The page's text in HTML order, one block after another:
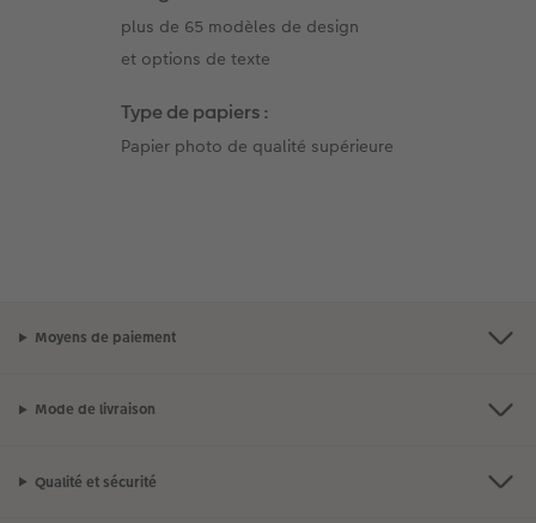
plus de 65 modèles de design
et options de texte
Type de papiers :
Papier photo de qualité supérieure
Moyens de paiement
Mode de livraison
Qualité et sécurité